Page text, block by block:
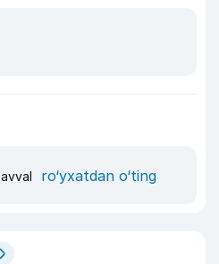
ro‘yxatdan o‘ting